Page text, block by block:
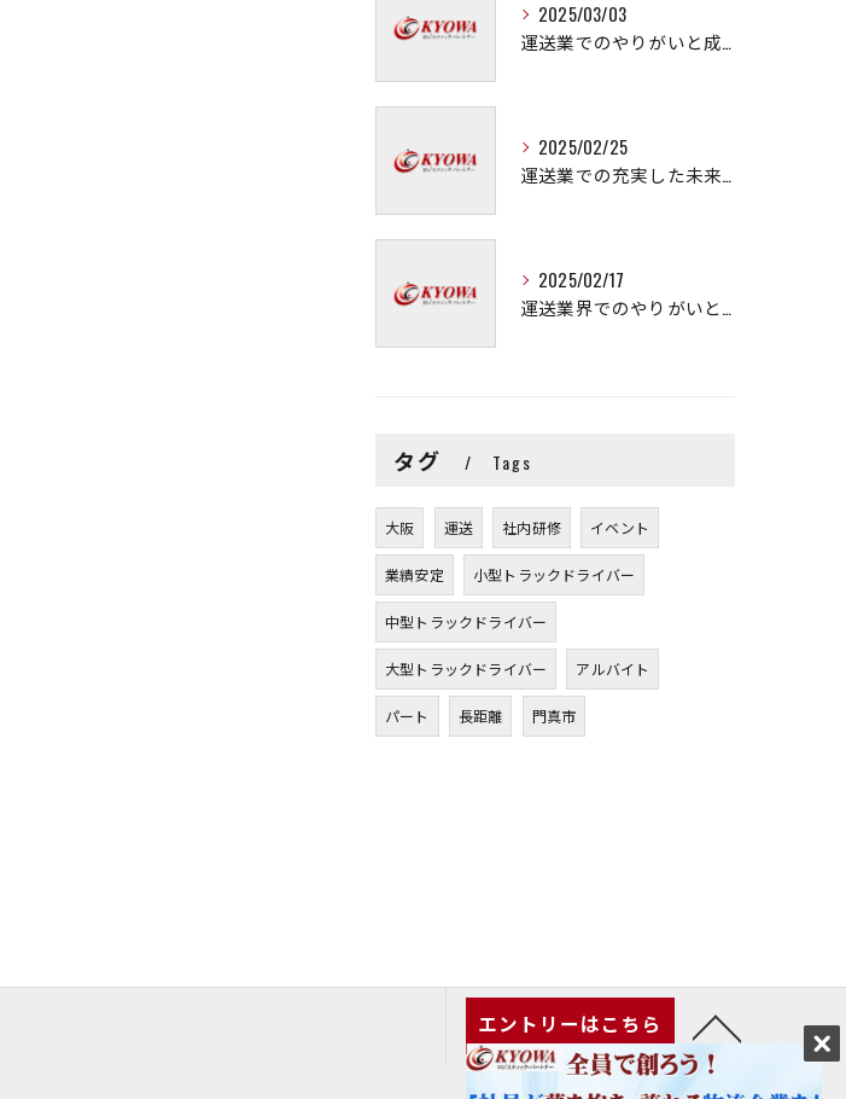
2025/03/03
運送業でのやりがいと成長の秘訣
2025/02/25
運送業での充実した未来を拓く方法
2025/02/17
運送業界でのやりがいと可能性
タグ Tags
大阪 運送 社内研修 イベント
業績安定 小型トラックドライバー
中型トラックドライバー
大型トラックドライバー アルバイト
パート 長距離 門真市
エントリーはこちら